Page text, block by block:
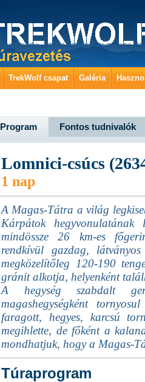
TrekWolf csapat Galéria
Program Fontos tudnivalók
Lomnici-csúcs
1 nap
A Magas-Tátra a világ
Kárpátok
mindössze 26 km-es
rendkívül gazdag,
megközelítőleg 120-190
gránit alkotja, helyenként
A hegység szabdalt
magashegységként
faragott, hegyes, karcsú
megihlette, de főként a
mondhatjuk, hogy a Magas-
Túraprogram